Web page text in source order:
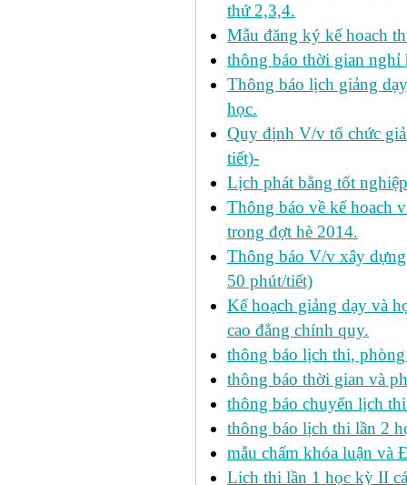
thứ 2,3,4.
Mẫu đăng ký kế hoach
thông báo thời gian
Thông báo lịch giảng
học.
Quy định V/v tổ chức
tiết)-
Lịch phát bằng tốt
Thông báo về kế hoach
trong đợt hè 2014.
Thông báo V/v xây
50 phút/tiết)
Kế hoạch giảng dạy và
cao đẳng chính quy.
thông báo lịch thi,
thông báo thời gian và
thông báo chuyển lịch
thông báo lịch thi lần 2
mẫu chấm khóa luận và
Lich thi lần 1 học kỳ II